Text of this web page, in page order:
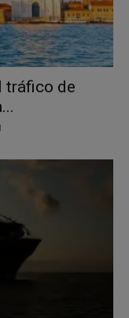
tráfico de